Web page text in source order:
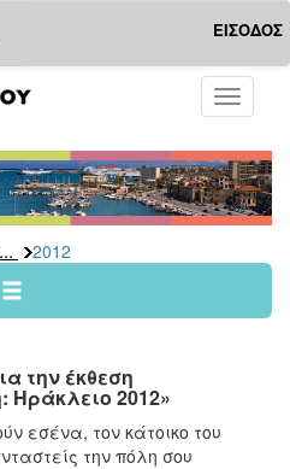
ΕΙΣΟΔΟΣ
Toggle
... 2012
την έκθεση
Ηράκλειο 2012»
εσένα, τον κάτοικο του
την πόλη σου